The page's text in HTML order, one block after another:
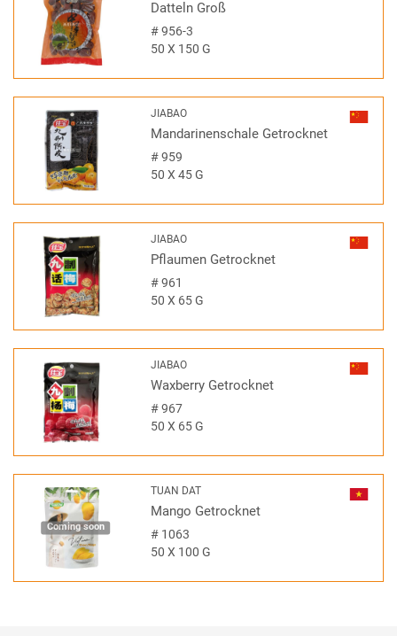
Datteln Groß
#956-3
50 X 150 G
JIABAO
Mandarinenschale Getrocknet
#959
50 X 45 G
JIABAO
Pflaumen Getrocknet
#961
50 X 65 G
JIABAO
Waxberry Getrocknet
#967
50 X 65 G
Coming soon
TUAN DAT
Mango Getrocknet
#1063
50 X 100 G